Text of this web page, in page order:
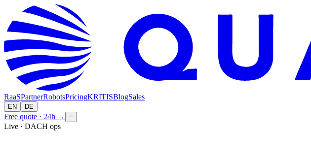
RaaSPartnerRobotsPricingKRITISBlogSales
EN DE
Free quote · 24h → ≡
Live · DACH ops